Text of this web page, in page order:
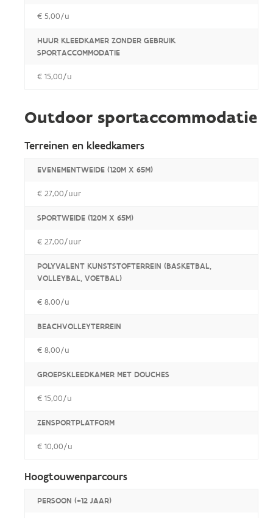
€ 5,00/u
HUUR KLEEDKAMER ZONDER GEBRUIK
SPORTACCOMMODATIE
€ 15,00/u
Outdoor sportaccommodatie
Terreinen en kleedkamers
EVENEMENTWEIDE (120M X 65M)
€ 27,00/uur
SPORTWEIDE (120M X 65M)
€ 27,00/uur
POLYVALENT KUNSTSTOFTERREIN (BASKETBAL,
VOLLEYBAL, VOETBAL)
€ 8,00/u
BEACHVOLLEYTERREIN
€ 8,00/u
GROEPSKLEEDKAMER MET DOUCHES
€ 15,00/u
ZENSPORTPLATFORM
€ 10,00/u
Hoogtouwenparcours
PERSOON (+12 JAAR)